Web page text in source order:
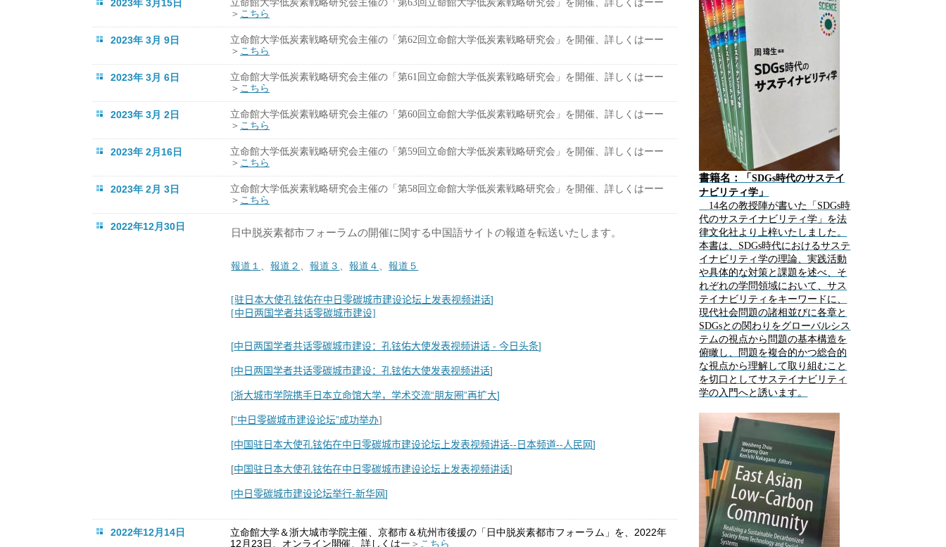
2023年 3月15日 立命館大学低炭素戦略研究会主催の「第63回立命館大学低炭素戦略研究会」を開催、詳しくはーー
＞ こちら
2023年 3月 9日 立命館大学低炭素戦略研究会主催の「第62 回立命館大学低炭素戦略研究会」を開催、詳しくはーー
＞ こちら
2023年 3月 6日 立命館大学低炭素戦略研究会主催の「第61 回立命館大学低炭素戦略研究会」を開催、詳しくはーー
＞ こちら
2023年 3月 2日 立命館大学低炭素戦略研究会主催の「第60回立命館大学低炭素戦略研究会」を開催、詳しくはーー
＞ こちら
2023年 2月16日 立命館大学低炭素戦略研究会主催の「第59回立命館大学低炭素戦略研究会」を開催、詳しくはーー
＞ こちら
2023年 2月 3日 立命館大学低炭素戦略研究会主催の「第58回立命館大学低炭素戦略研究会」を開催、詳しくはーー
＞ こちら
2022年12月30日
日中脱炭素都市フォーラムの開催に関する中国語サイトの報道を転送いたします。
報道１ 、報道２ 、報道３ 、報道４ 、報道５
[驻 日本大使孔铉佑在中日零碳城市建设论坛 上发表视频讲话]
[中日两国学者共话零碳城市建设]
[中日两国学者共话零碳城市建设：孔铉佑大使发表视频讲话 -今日头条]
[中日两国学者共话零碳城市建设：孔铉佑大使发表视频讲话]
[浙大城市学院携手日本立命馆大学，学术交流“朋友圈”再扩大]
[“中日零碳城市建设论坛”成功举办]
[中国驻 日本大使孔铉佑在中日零碳城市建设论坛 上发表视频讲话-- 日本频道--人民网]
[中国驻 日本大使孔铉佑在中日零碳城市建设论坛 上发表视频讲话]
[中日零碳城市建设论坛举行-新华网]
2022年12月14日
立命館大学＆浙大城市学院主催、京都市＆杭州市後援の「日中脱炭素都市フォーラム」を、2022年
12月23日、オンライン開催、詳しくはー＞ こちら
書籍名：「SDGs時代のサステイ
ナビリティ学 」
14名の教授陣が書いた「 SDGs時
代のサステイナビリティ学」を法
律文化社より上梓いたしました。
本書は、 SDGs時代におけるサステ
イナビリティ学の理論、実践活動
や具体的な対策と課題を述べ、そ
れぞれの学問領域において、サス
テイナビリティをキーワードに、
現代社会問題の諸相並びに各章と
SDGsとの関わりをグローバルシス
テムの視点から問題の基本構造を
俯瞰し、問題を複合的かつ総合的
な視点から理解して取り組むこと
を切口としてサステイナビリティ
学の入門へと誘います。